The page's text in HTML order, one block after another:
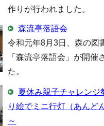
作りが行われました。
森流亭落語会
令和元年8月3日、森の図
「森流亭落語会」が開催
た。
夏休み親子チャレンジ
り絵でミニ行灯（あんど
～